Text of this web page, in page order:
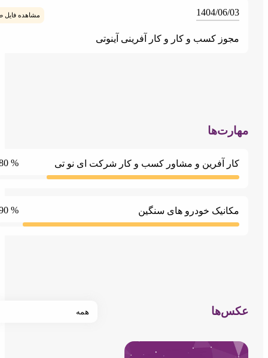
1404/06/
کسب و کار و کار آفرینی آینوتی
مشاهده فایل ضمیمه
آفرین و مشاور کسب و کار شرکت ای نو تی
خودرو های سنگین